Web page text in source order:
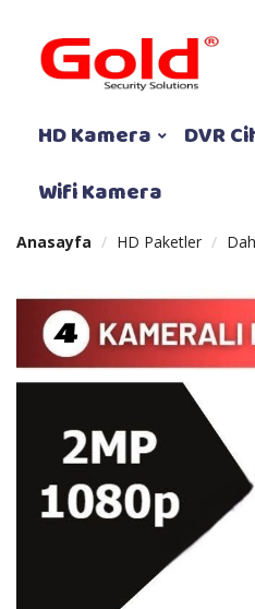
HD Kamera DVR
Wifi Kamera
Anasayfa HD Paketler